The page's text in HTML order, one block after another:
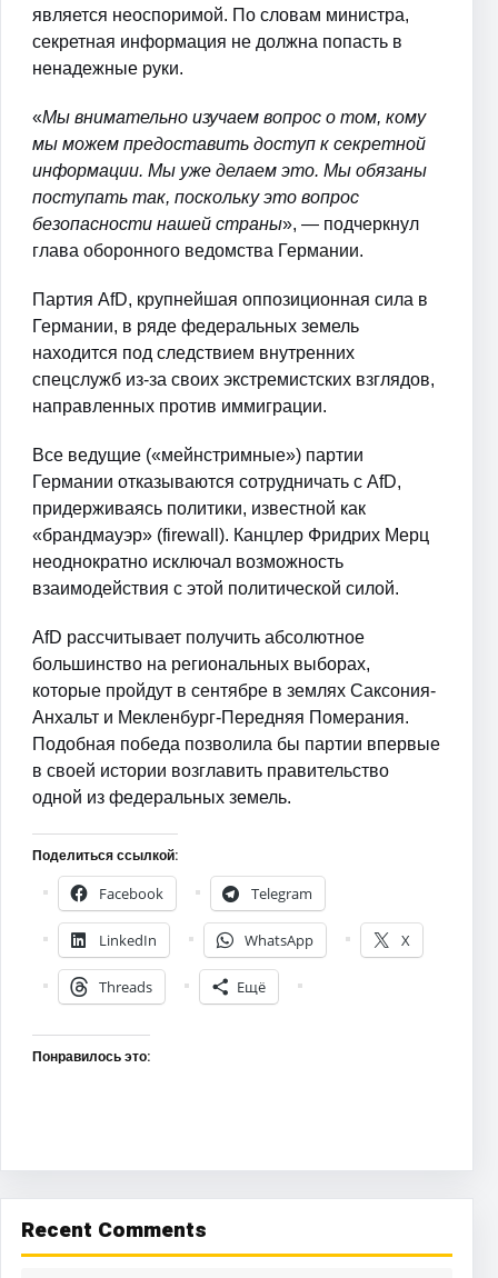
является неоспоримой. По словам министра,
секретная информация не должна попасть в
ненадежные руки.
«Мы внимательно изучаем вопрос о том, кому
мы можем предоставить доступ к секретной
информации. Мы уже делаем это. Мы обязаны
поступать так, поскольку это вопрос
безопасности нашей страны», — подчеркнул
глава оборонного ведомства Германии.
Партия AfD, крупнейшая оппозиционная сила в
Германии, в ряде федеральных земель
находится под следствием внутренних
спецслужб из-за своих экстремистских взглядов,
направленных против иммиграции.
Все ведущие («мейнстримные») партии
Германии отказываются сотрудничать с AfD,
придерживаясь политики, известной как
«брандмауэр» (firewall). Канцлер Фридрих Мерц
неоднократно исключал возможность
взаимодействия с этой политической силой.
AfD рассчитывает получить абсолютное
большинство на региональных выборах,
которые пройдут в сентябре в землях Саксония-
Анхальт и Мекленбург-Передняя Померания.
Подобная победа позволила бы партии впервые
в своей истории возглавить правительство
одной из федеральных земель.
Поделиться ссылкой:
Facebook
Telegram
LinkedIn WhatsApp X
Threads Ещё
Понравилось это:
Recent Comments